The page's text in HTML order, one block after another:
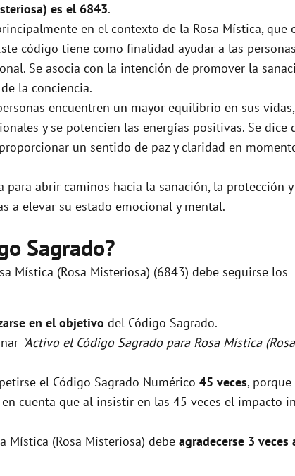
es el 6843.
en el contexto de la Rosa Mística, que
código tiene como finalidad ayudar a las
Se asocia con la intención de promover la
la conciencia.
encuentren un mayor equilibrio en sus vidas,
y se potencien las energías positivas. Se dice
un sentido de paz y claridad en
abrir caminos hacia la sanación, la protección
a elevar su estado emocional y mental.
Sagrado?
Mística (Rosa Misteriosa) (6843) debe seguirse los
en el objetivo del Código Sagrado.
"Activo el Código Sagrado para Rosa Mística (Rosa
el Código Sagrado Numérico 45 veces, porque
cuenta que al insistir en las 45 veces el impacto
Mística (Rosa Misteriosa) debe agradecerse 3 veces